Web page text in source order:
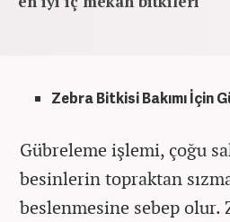
Zebra Bitkisi Bakımı İçin
Gübreleme işlemi, çoğu
besinlerin topraktan
beslenmesine sebep olur.